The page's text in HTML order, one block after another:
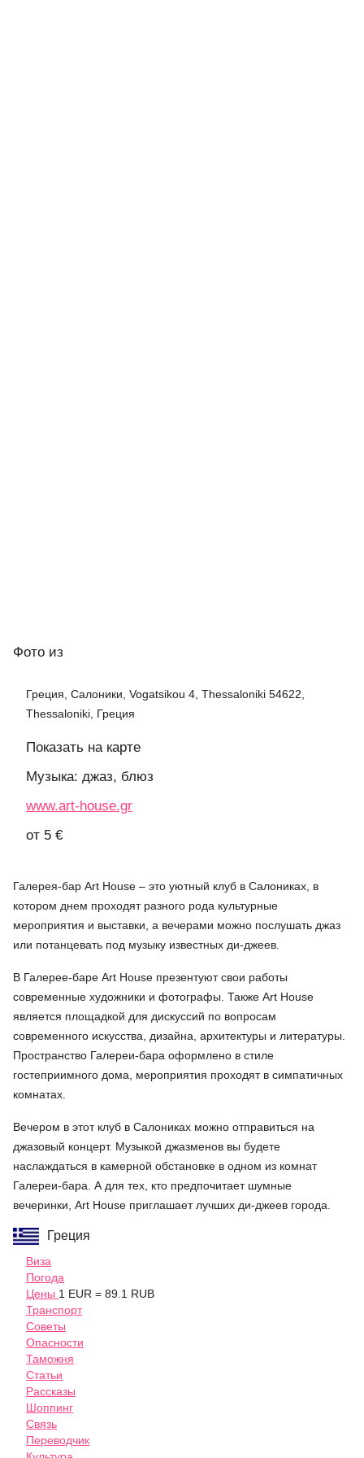
Фото из
Греция, Салоники, Vogatsikou 4, Thessaloniki 54622,
Thessaloniki, Греция
Показать на карте
Музыка: джаз, блюз
www.art-house.gr
от 5 €
Галерея-бар Art House – это уютный клуб в Салониках, в
котором днем проходят разного рода культурные
мероприятия и выставки, а вечерами можно послушать джаз
или потанцевать под музыку известных ди-джеев.
В Галерее-баре Art House презентуют свои работы
современные художники и фотографы. Также Art House
является площадкой для дискуссий по вопросам
современного искусства, дизайна, архитектуры и литературы.
Пространство Галереи-бара оформлено в стиле
гостеприимного дома, мероприятия проходят в симпатичных
комнатах.
Вечером в этот клуб в Салониках можно отправиться на
джазовый концерт. Музыкой джазменов вы будете
наслаждаться в камерной обстановке в одном из комнат
Галереи-бара. А для тех, кто предпочитает шумные
вечеринки, Art House приглашает лучших ди-джеев города.
Греция
Виза
Погода
Цены 1 EUR = 89.1 RUB
Транспорт
Советы
Опасности
Таможня
Статьи
Рассказы
Шоппинг
Связь
Переводчик